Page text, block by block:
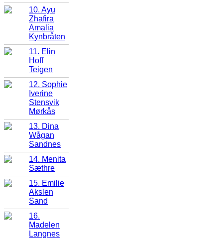
10. Ayu
Zhafira
Amalia
Kynbråten
11. Elin
Hoff
Teigen
12. Sophie
Iverine
Stensvik
Mørkås
13. Dina
Wågan
Sandnes
14. Menita
Sæthre
15. Emilie
Akslen
Sand
16.
Madelen
Langnes